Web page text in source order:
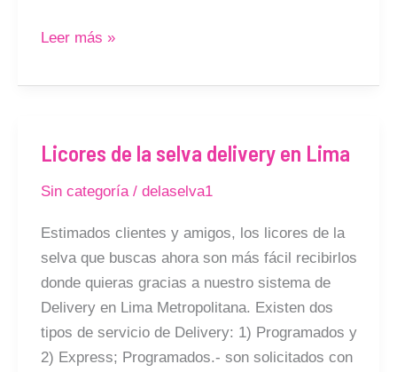
Leer más »
Licores de la selva delivery en Lima
Sin categoría/ delaselva1
Estimados clientes y amigos, los licores de la
selva que buscas ahora son más fácil recibirlos
donde quieras gracias a nuestro sistema de
Delivery en Lima Metropolitana. Existen dos
tipos de servicio de Delivery: 1) Programados y
2) Express; Programados.- son solicitados con
Licores
la
selva
delivery
en
Lima